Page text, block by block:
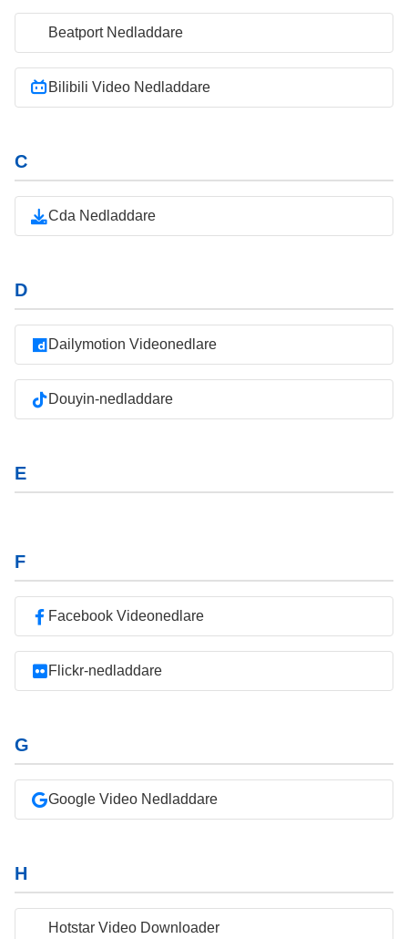
Beatport Nedladdare
Bilibili Video Nedladdare
C
Cda Nedladdare
D
Dailymotion Videonedlare
Douyin-nedladdare
E
F
Facebook Videonedlare
Flickr-nedladdare
G
Google Video Nedladdare
H
Hotstar Video Downloader